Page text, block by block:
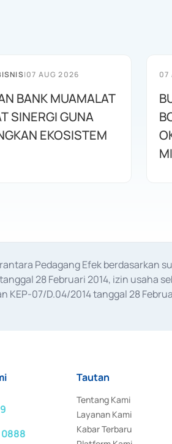
|07 AUG 2026
BANK MUAMALAT
SINERGI GUNA
EKOSISTEM
07
Pedagang Efek berdasarkan
28 Februari 2014, izin
KEP-07/D.04/2014 tanggal 28
0888
Tautan
Tentang Kami
Layanan Kami
Kabar Terbaru